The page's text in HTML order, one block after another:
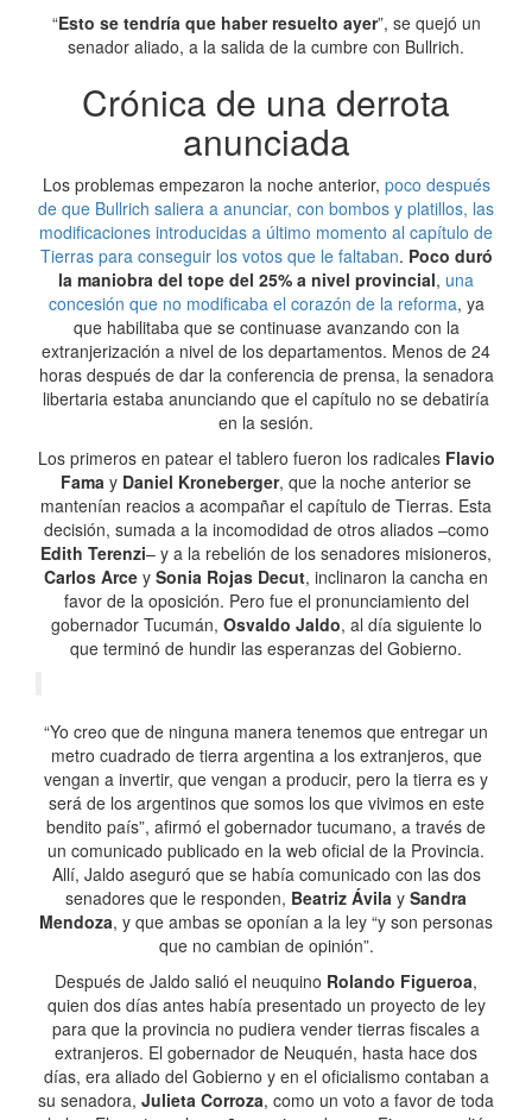
“Esto se tendría que haber resuelto ayer”, se quejó un
senador aliado, a la salida de la cumbre con Bullrich.
Crónica de una derrota
anunciada
Los problemas empezaron la noche anterior, poco después
de que Bullrich saliera a anunciar, con bombos y platillos, las
modificaciones introducidas a último momento al capítulo de
Tierras para conseguir los votos que le faltaban. Poco duró
la maniobra del tope del 25% a nivel provincial, una
concesión que no modificaba el corazón de la reforma, ya
que habilitaba que se continuase avanzando con la
extranjerización a nivel de los departamentos. Menos de 24
horas después de dar la conferencia de prensa, la senadora
libertaria estaba anunciando que el capítulo no se debatiría
en la sesión.
Los primeros en patear el tablero fueron los radicales Flavio
Fama y Daniel Kroneberger, que la noche anterior se
mantenían reacios a acompañar el capítulo de Tierras. Esta
decisión, sumada a la incomodidad de otros aliados –como
Edith Terenzi– y a la rebelión de los senadores misioneros,
Carlos Arce y Sonia Rojas Decut, inclinaron la cancha en
favor de la oposición. Pero fue el pronunciamiento del
gobernador Tucumán, Osvaldo Jaldo, al día siguiente lo
que terminó de hundir las esperanzas del Gobierno.
“Yo creo que de ninguna manera tenemos que entregar un
metro cuadrado de tierra argentina a los extranjeros, que
vengan a invertir, que vengan a producir, pero la tierra es y
será de los argentinos que somos los que vivimos en este
bendito país”, afirmó el gobernador tucumano, a través de
un comunicado publicado en la web oficial de la Provincia.
Allí, Jaldo aseguró que se había comunicado con las dos
senadores que le responden, Beatriz Ávila y Sandra
Mendoza, y que ambas se oponían a la ley “y son personas
que no cambian de opinión”.
Después de Jaldo salió el neuquino Rolando Figueroa,
quien dos días antes había presentado un proyecto de ley
para que la provincia no pudiera vender tierras fiscales a
extranjeros. El gobernador de Neuquén, hasta hace dos
días, era aliado del Gobierno y en el oficialismo contaban a
su senadora, Julieta Corroza, como un voto a favor de toda